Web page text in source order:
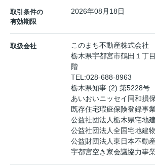
取引条件の
有効期限
2026年08月18日
取扱会社
このまち不動産株式会社
栃木県宇都宮市鶴田１丁
階
TEL:028-688-8963
栃木県知事 (2) 第5228号
あいおいニッセイ同和損
既存住宅瑕疵保険登録事
公益社団法人栃木県宅地
公益社団法人全国宅地建
公益財団法人東日本不動
宇都宮空き家会議協力事